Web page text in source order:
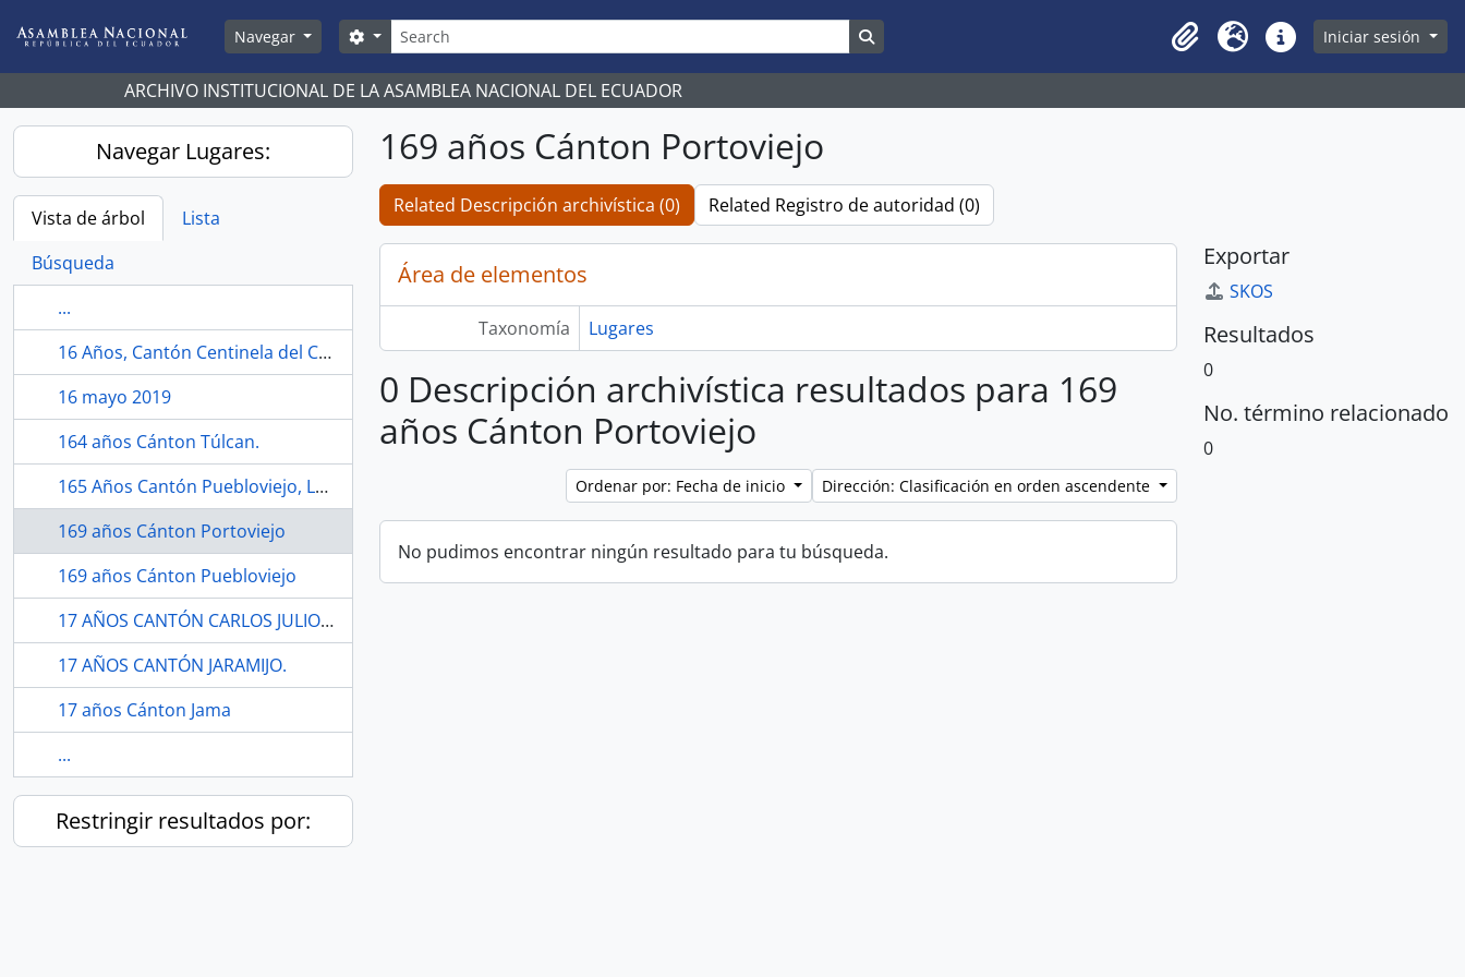
Navegar
Búsqueda
Search options
Clipboard
Idioma Enlaces rápidos
Iniciar sesión
ARCHIVO INSTITUCIONAL DE LA ASAMBLEA NACIONAL DEL ECUADOR
Navegar Lugares:
Vista de árbol
Lista
Búsqueda
...
16 Años, Cantón Centinela del Cóndor, Zamora Chinchipe.
16 mayo 2019
164 años Cánton Túlcan.
165 Años Cantón Puebloviejo, Los Ríos.
169 años Cánton Portoviejo
169 años Cánton Puebloviejo
17 AÑOS CANTÓN CARLOS JULIO AROSEMENA TOLA.
17 AÑOS CANTÓN JARAMIJO.
17 años Cánton Jama
...
Restringir resultados por:
169 años Cánton Portoviejo
Related Descripción archivística (0) Related Registro de autoridad (0)
Área de elementos
Taxonomía Lugares
0 Descripción archivística resultados para 169
años Cánton Portoviejo
Ordenar por: Fecha de inicio Dirección: Clasificación en orden ascendente
No pudimos encontrar ningún resultado para tu búsqueda.
Exportar
SKOS
Resultados
0
No. término relacionado
0